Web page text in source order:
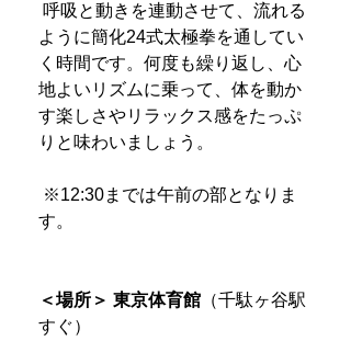
呼吸と動きを連動させて、流れる
ように簡化24式太極拳を通してい
く時間です。何度も繰り返し、心
地よいリズムに乗って、体を動か
す楽しさやリラックス感をたっぷ
りと味わいましょう。
※12:30までは午前の部となりま
す。
＜場所＞ 東京体育館 （千駄ヶ谷駅
すぐ）